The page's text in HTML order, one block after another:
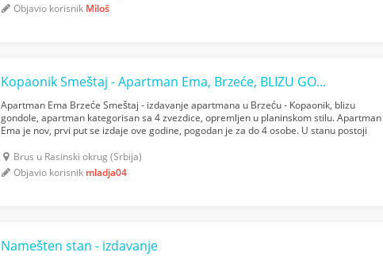
Objavio korisnik Miloš
Kopaonik Smeštaj - Apartman Ema, Brzeće, BLIZU GONDOLE
Apartman Ema Brzeće Smeštaj - izdavanje apartmana u Brzeću - Kopaonik, blizu
gondole, apartman kategorisan sa 4 zvezdice, opremljen u planinskom stilu. Apartman
Ema je nov, prvi put se izdaje ove godine, pogodan je za do 4 osobe. U stanu postoji
Brus u Rasinski okrug (Srbija)
Objavio korisnik mladja04
Namešten stan - izdavanje